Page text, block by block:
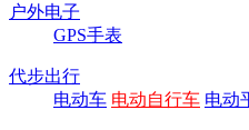
户外电子
GPS手表
代步出行
电动车 电动自行车 电动